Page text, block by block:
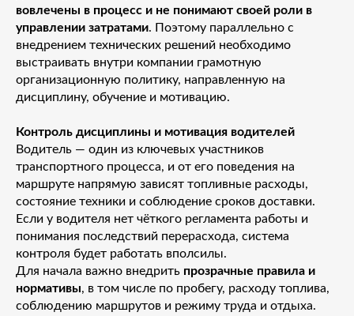
вовлечены в процесс и не понимают своей роли в
управлении затратами. Поэтому параллельно с
внедрением технических решений необходимо
выстраивать внутри компании грамотную
организационную политику, направленную на
дисциплину, обучение и мотивацию.
Контроль дисциплины и мотивация водителей
Водитель — один из ключевых участников
транспортного процесса, и от его поведения на
маршруте напрямую зависят топливные расходы,
состояние техники и соблюдение сроков доставки.
Если у водителя нет чёткого регламента работы и
понимания последствий перерасхода, система
контроля будет работать вполсилы.
Для начала важно внедрить прозрачные правила и
нормативы, в том числе по пробегу, расходу топлива,
соблюдению маршрутов и режиму труда и отдыха.